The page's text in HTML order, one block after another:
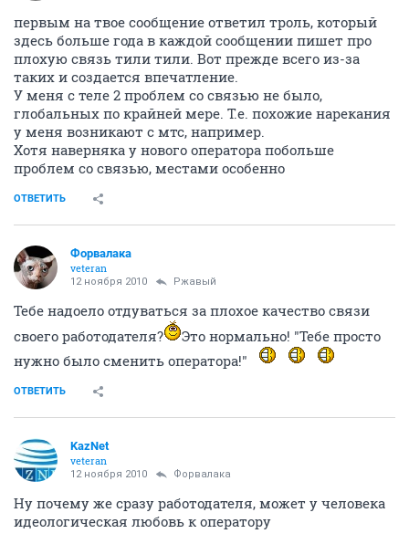
первым на твое сообщение ответил троль, который
здесь больше года в каждой сообщении пишет про
плохую связь тили тили. Вот прежде всего из-за
таких и создается впечатление.
У меня с теле 2 проблем со связью не было,
глобальных по крайней мере. Т.е. похожие нарекания
у меня возникают с мтс, например.
Хотя наверняка у нового оператора побольше
проблем со связью, местами особенно
ОТВЕТИТЬ
Форвалака
veteran
12 ноября 2010 Ржавый
Тебе надоело отдуваться за плохое качество связи
своего работодателя?
Это нормально! "Тебе просто
нужно было сменить оператора!"
ОТВЕТИТЬ
KazNet
veteran
12 ноября 2010 Форвалака
Ну почему же сразу работодателя, может у человека
идеологическая любовь к оператору